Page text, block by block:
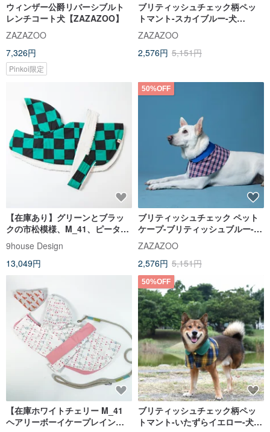
ウィンザー公爵リバーシブルト
レンチコート犬【ZAZAZOO】
ZAZAZOO
7,326円
Pinkoi限定
ブリティッシュチェック柄ペッ
トマント-スカイブルー-犬
【ZAZAZOO】
ZAZAZOO
2,576円 5,151円
【在庫あり】グリーンとブラッ
クの市松模様、M_41、ピーター
パンのふんわりマント 冬一番暖
かいコート
9house Design
13,049円
50%OFF
ブリティッシュチェック ペット
ケープ-ブリティッシュブルー-ド
ッグ【ZAZAZOO】
ZAZAZOO
2,576円 5,151円
【在庫ホワイトチェリー M_41
ヘアリーボーイケープレインコ
50%OFF
ブリティッシュチェック柄ペッ
トマント-いたずらイエロー-犬